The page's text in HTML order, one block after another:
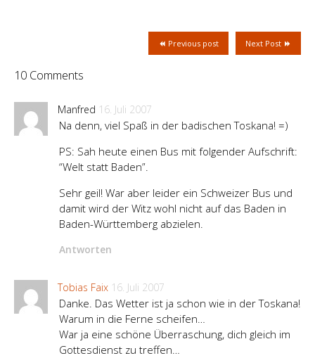
Next Post
Previous post
10 Comments
Manfred 16. Juli 2007
Na denn, viel Spaß in der badischen Toskana! =)
PS: Sah heute einen Bus mit folgender Aufschrift:
“Welt statt Baden”.
Sehr geil! War aber leider ein Schweizer Bus und
damit wird der Witz wohl nicht auf das Baden in
Baden-Württemberg abzielen.
Antworten
Tobias Faix 16. Juli 2007
Danke. Das Wetter ist ja schon wie in der Toskana!
Warum in die Ferne scheifen…
War ja eine schöne Überraschung, dich gleich im
Gottesdienst zu treffen…